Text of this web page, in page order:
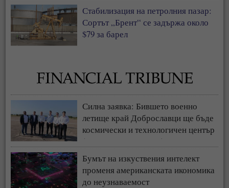
Стабилизация на петролния пазар:
Сортът „Брент“ се задържа около
$79 за барел
Силна заявка: Бившето военно
летище край Доброславци ще бъде
космически и технологичен център
(СНИМКИ + ВИДЕО)
Бумът на изкуствения интелект
променя американската икономика
до неузнаваемост